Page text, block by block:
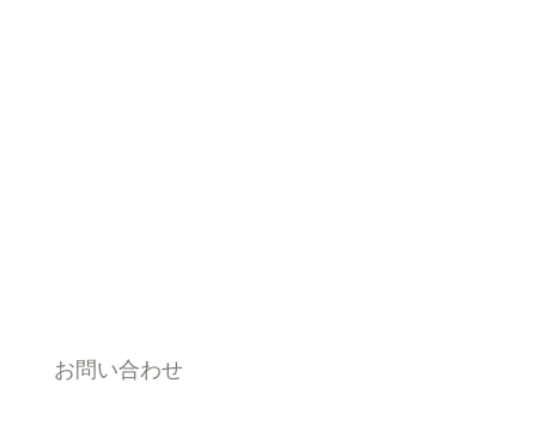
お問い合わせ